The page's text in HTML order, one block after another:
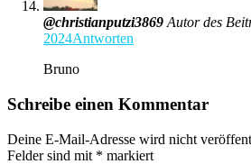
@christianputzi3869 Autor des
2024Antworten
Bruno
Schreibe einen Kommentar
Deine E-Mail-Adresse wird nicht
Felder sind mit * markiert